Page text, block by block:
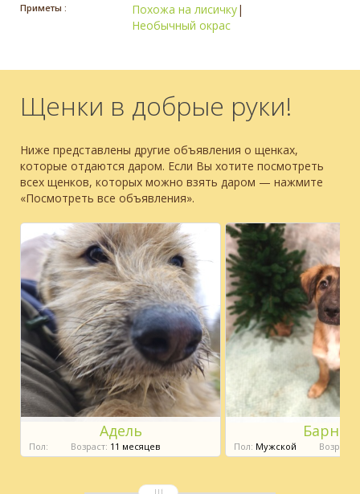
Приметы : Похожа на лисичку|
Необычный окрас
Щенки в добрые руки!
Ниже представлены другие объявления о щенках,
которые отдаются даром. Если Вы хотите посмотреть
всех щенков, которых можно взять даром — нажмите
«Посмотреть все объявления».
Адель
Пол: Возраст: 11 месяцев
Барни
Пол: Мужской Возраст: